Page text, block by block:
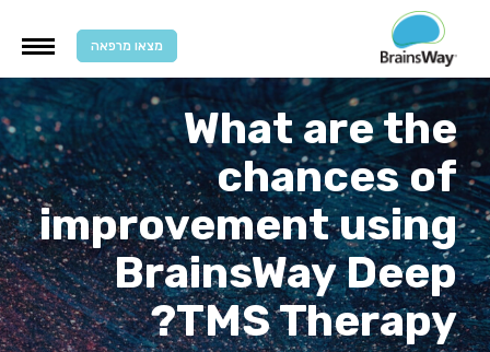
מצאו מרפאה
What are the
chances of
improvement using
BrainsWay Deep
TMS Therapy?